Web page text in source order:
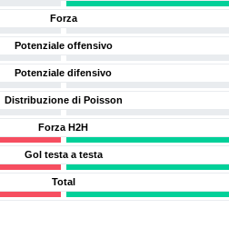
Forza
Potenziale offensivo
Potenziale difensivo
Distribuzione di Poisson
Forza H2H
Gol testa a testa
Total